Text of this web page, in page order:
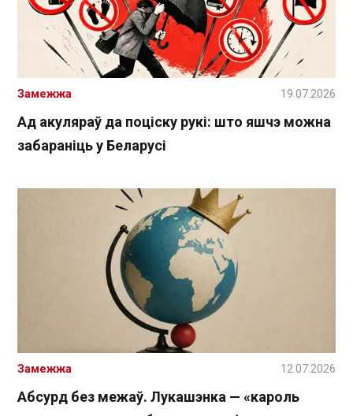
Ад акуляраў да поціску рукі: што яшчэ можна
забараніць у Беларусі
Замежжа 19.07.2026
Абсурд без межаў. Лукашэнка — «кароль
Замежжа 12.07.2026